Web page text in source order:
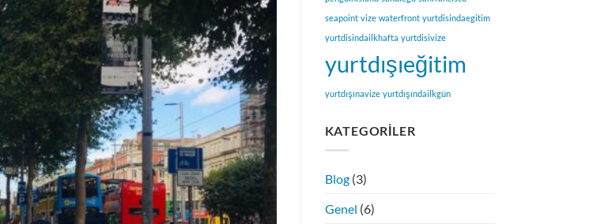
seapoint vize waterfront yurtdisindaegitim
yurtdisindailkhafta yurtdisivize
yurtdışıeğitim
yurtdışınavize yurtdışındailkgün
KATEGORILER
Blog(3)
Genel (6)